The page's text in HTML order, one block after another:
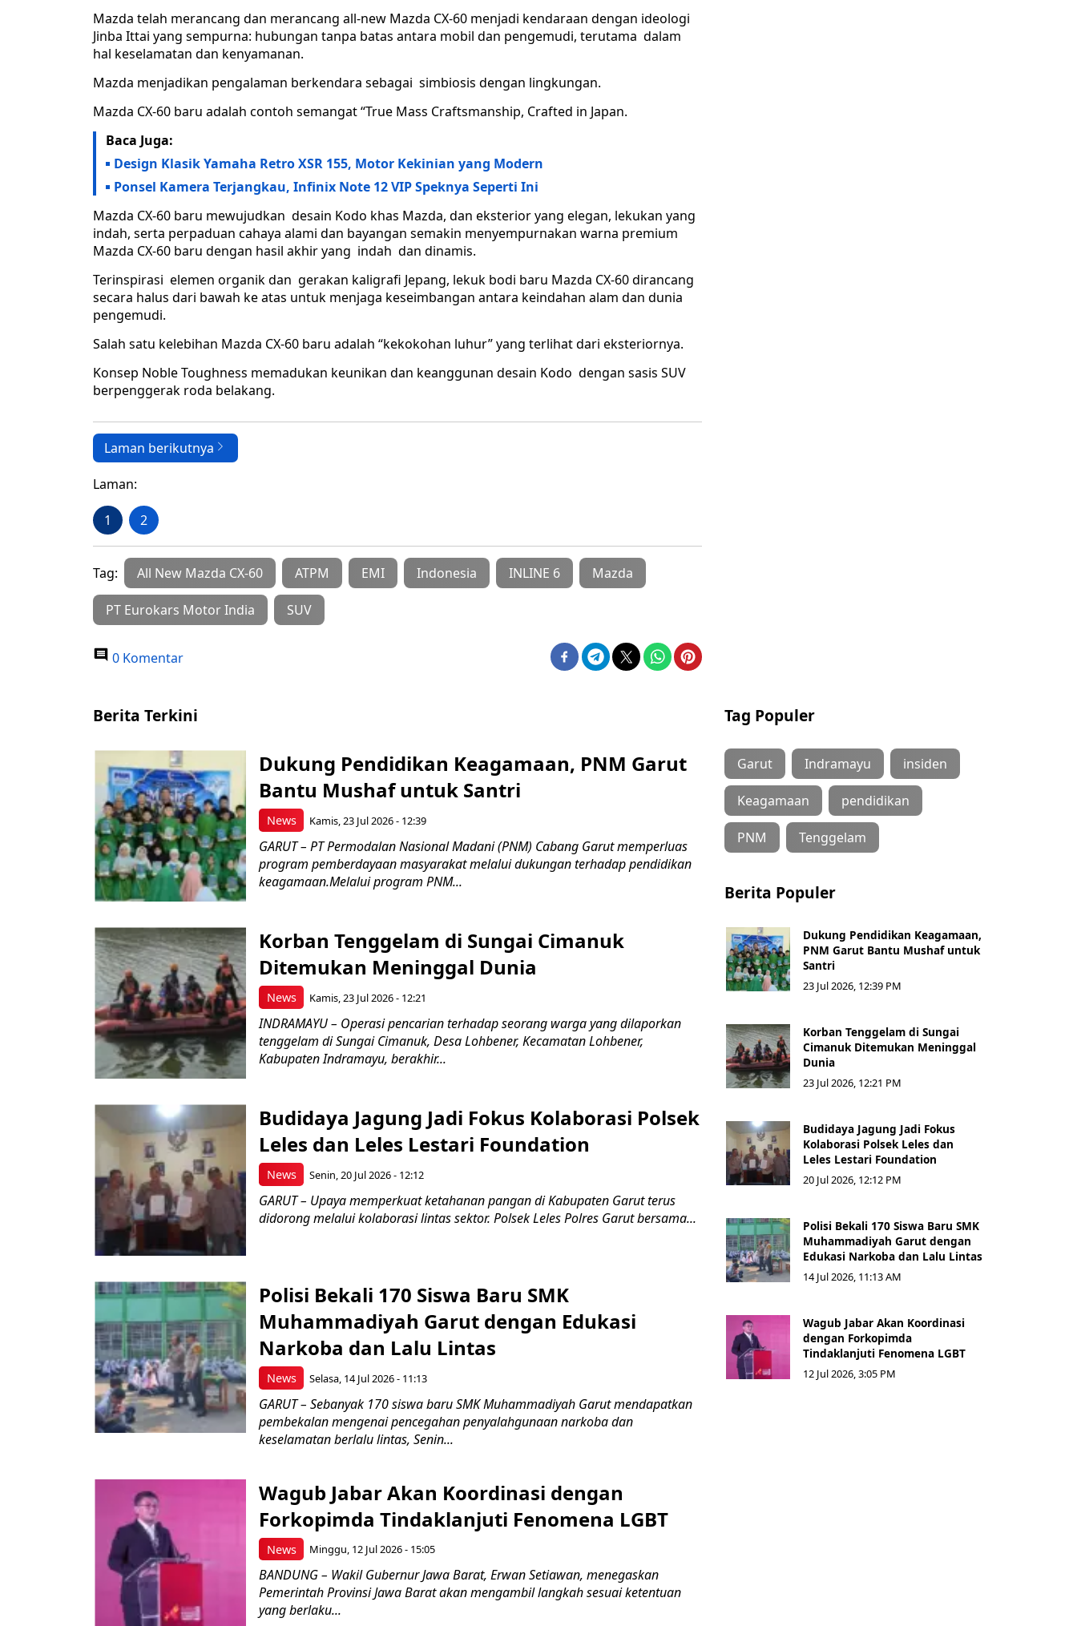
Mazda telah merancang dan merancang all-new Mazda CX-60 menjadi kendaraan dengan ideologi
Jinba Ittai yang sempurna: hubungan tanpa batas antara mobil dan pengemudi, terutama dalam
hal keselamatan dan kenyamanan.
Mazda menjadikan pengalaman berkendara sebagai simbiosis dengan lingkungan.
Mazda CX-60 baru adalah contoh semangat “True Mass Craftsmanship, Crafted in Japan.
Baca Juga:
Design Klasik Yamaha Retro XSR 155, Motor Kekinian yang Modern
Ponsel Kamera Terjangkau, Infinix Note 12 VIP Speknya Seperti Ini
Mazda CX-60 baru mewujudkan desain Kodo khas Mazda, dan eksterior yang elegan, lekukan yang
indah, serta perpaduan cahaya alami dan bayangan semakin menyempurnakan warna premium
Mazda CX-60 baru dengan hasil akhir yang indah dan dinamis.
Terinspirasi elemen organik dan gerakan kaligrafi Jepang, lekuk bodi baru Mazda CX-60 dirancang
secara halus dari bawah ke atas untuk menjaga keseimbangan antara keindahan alam dan dunia
pengemudi.
Salah satu kelebihan Mazda CX-60 baru adalah “kekokohan luhur” yang terlihat dari eksteriornya.
Konsep Noble Toughness memadukan keunikan dan keanggunan desain Kodo dengan sasis SUV
berpenggerak roda belakang.
Laman berikutnya
Laman:
1 2
Tag: All New Mazda CX-60 ATPM EMI Indonesia INLINE 6 Mazda
PT Eurokars Motor India SUV
0 Komentar
Berita Terkini
News
Dukung Pendidikan Keagamaan, PNM Garut
Bantu Mushaf untuk Santri
Kamis, 23 Jul 2026 - 12:39
GARUT – PT Permodalan Nasional Madani (PNM) Cabang Garut memperluas
program pemberdayaan masyarakat melalui dukungan terhadap pendidikan
keagamaan.Melalui program PNM...
News
Korban Tenggelam di Sungai Cimanuk
Ditemukan Meninggal Dunia
Kamis, 23 Jul 2026 - 12:21
INDRAMAYU – Operasi pencarian terhadap seorang warga yang dilaporkan
tenggelam di Sungai Cimanuk, Desa Lohbener, Kecamatan Lohbener,
Kabupaten Indramayu, berakhir...
News
Budidaya Jagung Jadi Fokus Kolaborasi Polsek
Leles dan Leles Lestari Foundation
Senin, 20 Jul 2026 - 12:12
GARUT – Upaya memperkuat ketahanan pangan di Kabupaten Garut terus
didorong melalui kolaborasi lintas sektor. Polsek Leles Polres Garut bersama...
News
Polisi Bekali 170 Siswa Baru SMK
Muhammadiyah Garut dengan Edukasi
Narkoba dan Lalu Lintas
Selasa, 14 Jul 2026 - 11:13
GARUT – Sebanyak 170 siswa baru SMK Muhammadiyah Garut mendapatkan
pembekalan mengenai pencegahan penyalahgunaan narkoba dan
keselamatan berlalu lintas, Senin...
News
Wagub Jabar Akan Koordinasi dengan
Forkopimda Tindaklanjuti Fenomena LGBT
Minggu, 12 Jul 2026 - 15:05
BANDUNG – Wakil Gubernur Jawa Barat, Erwan Setiawan, menegaskan
Pemerintah Provinsi Jawa Barat akan mengambil langkah sesuai ketentuan
yang berlaku...
Tag Populer
Garut Indramayu insiden
Keagamaan pendidikan
PNM Tenggelam
Berita Populer
Dukung Pendidikan Keagamaan,
PNM Garut Bantu Mushaf untuk
Santri
23 Jul 2026, 12:39 PM
Korban Tenggelam di Sungai
Cimanuk Ditemukan Meninggal
Dunia
23 Jul 2026, 12:21 PM
Budidaya Jagung Jadi Fokus
Kolaborasi Polsek Leles dan
Leles Lestari Foundation
20 Jul 2026, 12:12 PM
Polisi Bekali 170 Siswa Baru SMK
Muhammadiyah Garut dengan
Edukasi Narkoba dan Lalu Lintas
14 Jul 2026, 11:13 AM
Wagub Jabar Akan Koordinasi
dengan Forkopimda
Tindaklanjuti Fenomena LGBT
12 Jul 2026, 3:05 PM